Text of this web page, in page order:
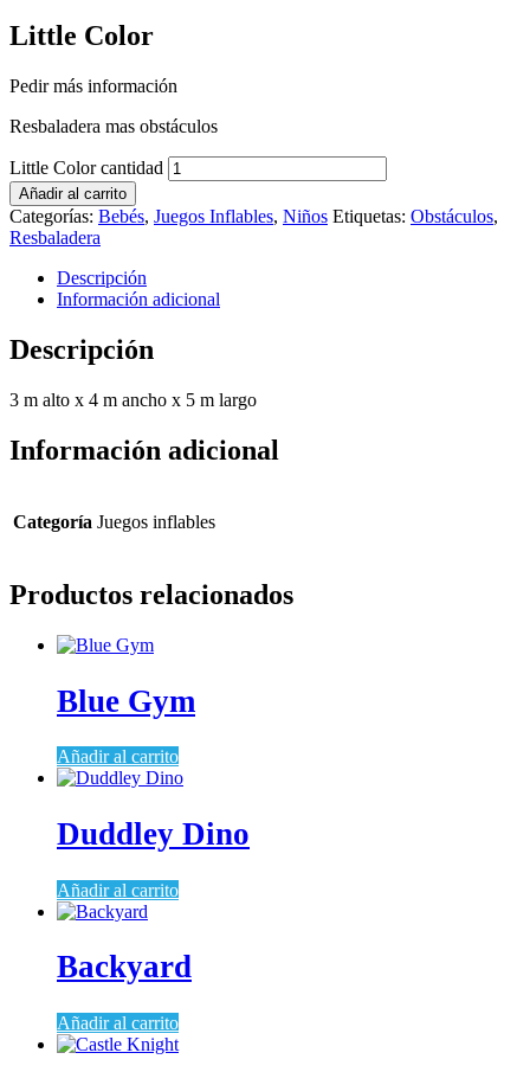
Little Color
Pedir más información
Resbaladera mas obstáculos
Little Color cantidad
Añadir al carrito
Categorías: Bebés, Juegos Inflables, Niños Etiquetas: Obstáculos,
Resbaladera
Descripción
Información adicional
Descripción
3 m alto x 4 m ancho x 5 m largo
Información adicional
Categoría Juegos inflables
Productos relacionados
Blue Gym
Añadir al carrito
Duddley Dino
Añadir al carrito
Backyard
Añadir al carrito